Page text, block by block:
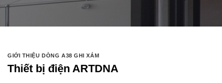
GIỚI THIỆU DÒNG A38 GHI XÁM
Thiết bị điện ARTDNA